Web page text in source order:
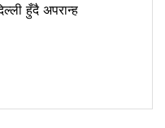
हुँदै अपरान्ह